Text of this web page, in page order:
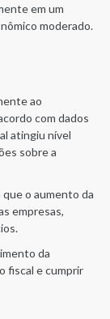
em um
moderado.
ao
com dados
atingiu nível
sobre a
o aumento da
empresas,
da
fiscal e cumprir